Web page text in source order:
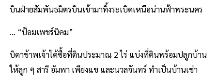
บินฝ่ายสัมพันธมิตรบินเข้ามาทิ้งระเบิดเหนือน่านฟ้าพระนคร
… “ป้อมเพชร์นิคม”
บิดาข้าพเจ้าได้ซื้อที่ดินประมาณ 2 ไร่ แบ่งที่ดินพร้อมปลูกบ้าน
ให้ลูก ๆ สารี อัมพา เพียงแข และนวลจันทร์ ทำเป็นบ้านเช่า